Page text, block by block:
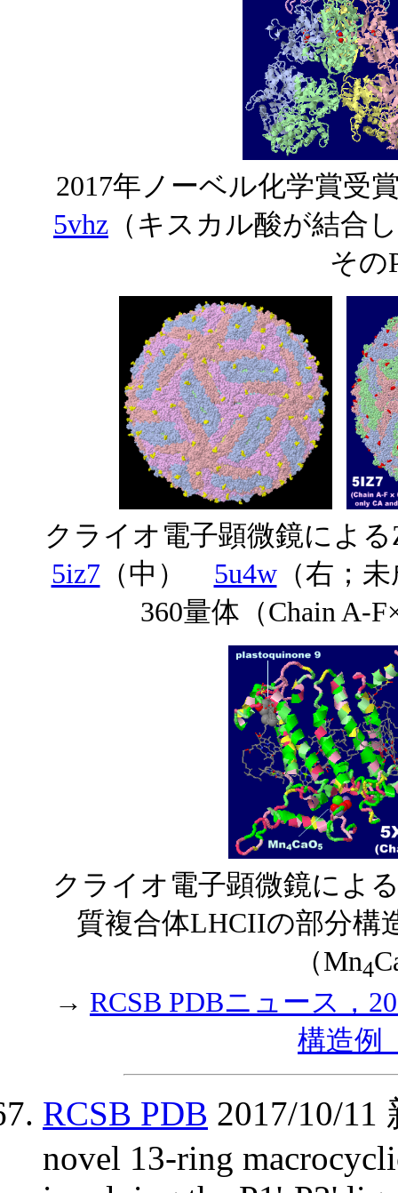
2017年ノーベル化学賞受
5vhz （キスカル酸が結合
その
クライオ電子顕微鏡によ
5iz7 （中） 5u4w（右；
360量体（Chain A-
クライオ電子顕微鏡によ
質複合体LHCIIの部分構
（Mn4
→ RCSB PDBニュース，
構造例
RCSB PDB 2017/10/
novel 13-ring